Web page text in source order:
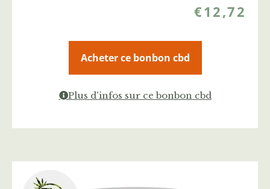
€12,72
Acheter ce bonbon cbd
Plus d'infos sur ce bonbon cbd